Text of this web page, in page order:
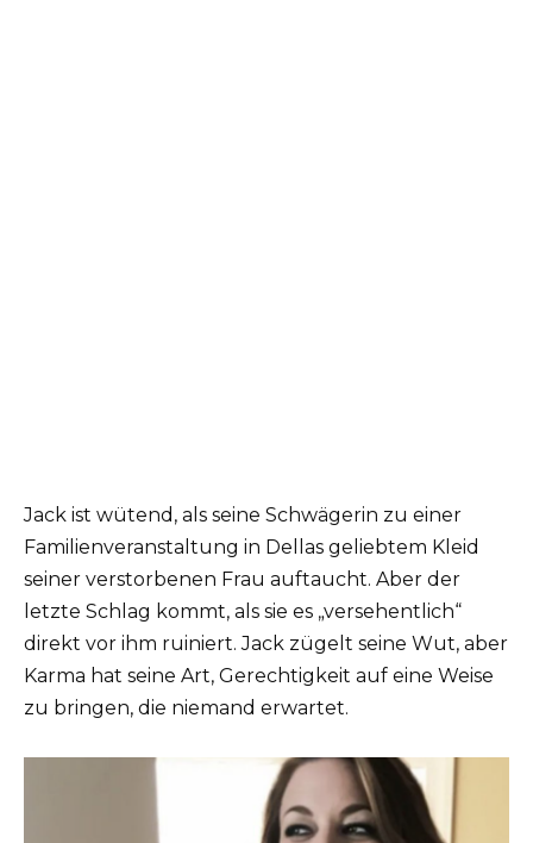
Jack ist wütend, als seine Schwägerin zu einer
Familienveranstaltung in Dellas geliebtem Kleid
seiner verstorbenen Frau auftaucht. Aber der
letzte Schlag kommt, als sie es „versehentlich“
direkt vor ihm ruiniert. Jack zügelt seine Wut, aber
Karma hat seine Art, Gerechtigkeit auf eine Weise
zu bringen, die niemand erwartet.